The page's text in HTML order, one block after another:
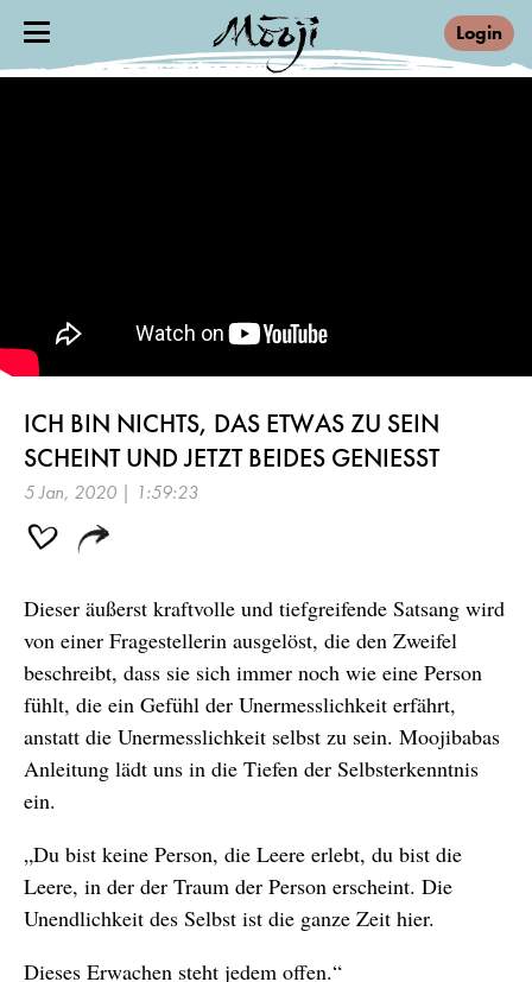
Login
ICH BIN NICHTS, DAS ETWAS ZU SEIN
SCHEINT UND JETZT BEIDES GENIESST
5 Jan, 2020 | 1:59:23
Dieser äußerst kraftvolle und tiefgreifende Satsang wird
von einer Fragestellerin ausgelöst, die den Zweifel
beschreibt, dass sie sich immer noch wie eine Person
fühlt, die ein Gefühl der Unermesslichkeit erfährt,
anstatt die Unermesslichkeit selbst zu sein. Moojibabas
Anleitung lädt uns in die Tiefen der Selbsterkenntnis
ein.
„Du bist keine Person, die Leere erlebt, du bist die
Leere, in der der Traum der Person erscheint. Die
Unendlichkeit des Selbst ist die ganze Zeit hier.
Dieses Erwachen steht jedem offen.“